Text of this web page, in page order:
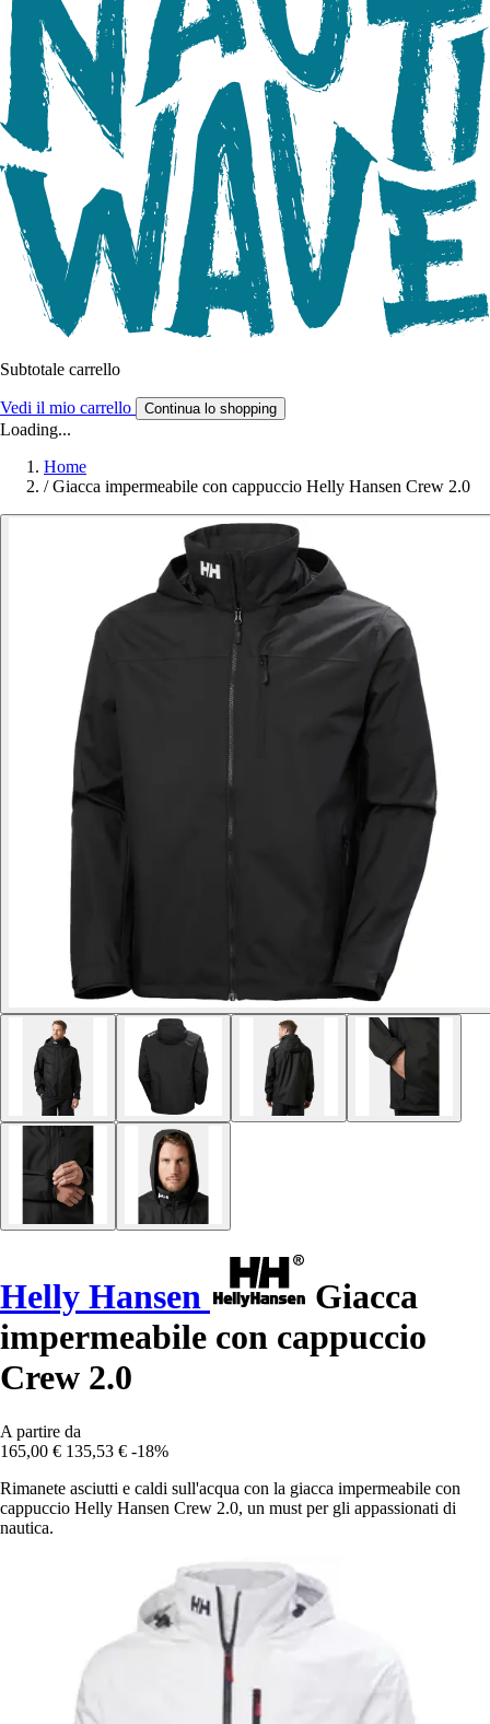
Subtotale carrello
Vedi il mio carrello Continua lo shopping
Loading...
Home
/ Giacca impermeabile con cappuccio Helly Hansen Crew 2.0
Helly Hansen
Giacca
impermeabile con cappuccio
Crew 2.0
A partire da
165,00 € 135,53 € -18%
Rimanete asciutti e caldi sull'acqua con la giacca impermeabile con
cappuccio Helly Hansen Crew 2.0, un must per gli appassionati di
nautica.